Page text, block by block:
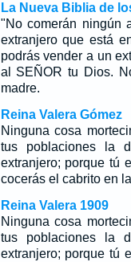
La Nueva Biblia de
"No comerán ningún
extranjero que está
podrás vender a un
al SEÑOR tu Dios.
madre.
Reina Valera Gómez
Ninguna cosa
tus poblaciones la
extranjero; porque tú
cocerás el cabrito en
Reina Valera 1909
Ninguna cosa
tus poblaciones la
extranjero; porque tú